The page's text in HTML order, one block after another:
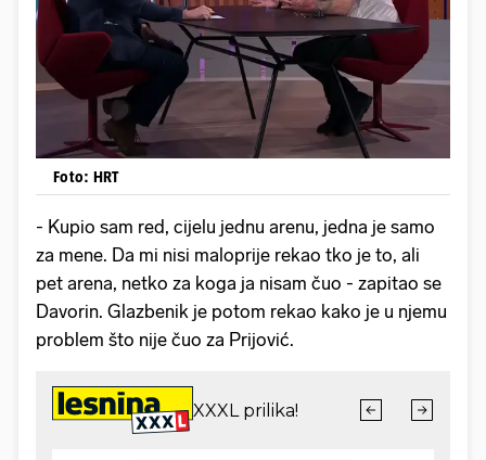
Foto: HRT
- Kupio sam red, cijelu jednu arenu, jedna je samo
za mene. Da mi nisi maloprije rekao tko je to, ali
pet arena, netko za koga ja nisam čuo - zapitao se
Davorin. Glazbenik je potom rekao kako je u njemu
problem što nije čuo za Prijović.